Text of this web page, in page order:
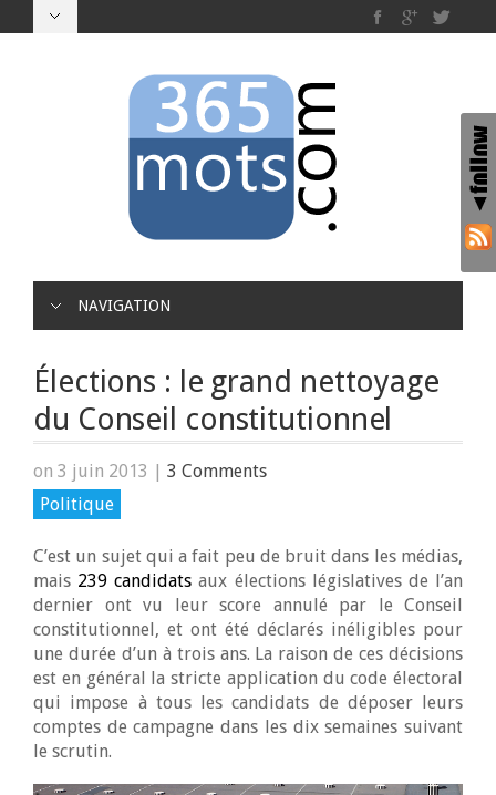
NAVIGATION
Élections : le grand nettoyage
du Conseil constitutionnel
on 3 juin 2013 | 3 Comments
Politique
C’est un sujet qui a fait peu de bruit dans les médias,
mais 239 candidats aux élections législatives de l’an
dernier ont vu leur score annulé par le Conseil
constitutionnel, et ont été déclarés inéligibles pour
une durée d’un à trois ans. La raison de ces décisions
est en général la stricte application du code électoral
qui impose à tous les candidats de déposer leurs
comptes de campagne dans les dix semaines suivant
le scrutin.